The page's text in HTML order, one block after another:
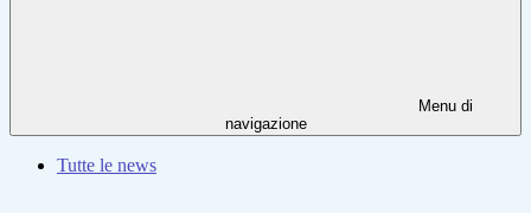
Menu di
navigazione
Tutte le news